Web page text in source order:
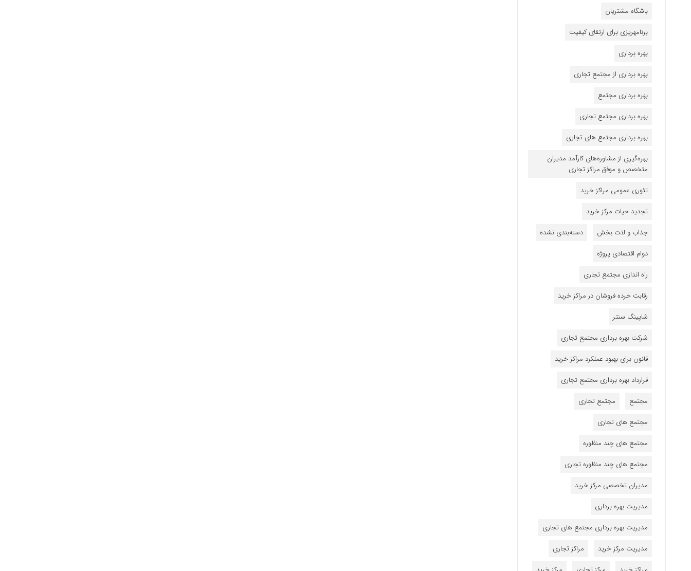
باشگاه مشتریان
برنامه‎ریزی برای ارتقای کیفیت
بهره برداری
بهره برداری از مجتمع تجاری
بهره برداری مجتمع
بهره برداری مجتمع تجاری
بهره برداری مجتمع های تجاری
بهره‌گیری از مشاوره‌های کارآمد مدیران
متخصص و موفق مراکز تجاری
تئوری عمومی مراکز خرید
تجدید حیات مرکز خرید
جذاب و لذت بخش
دسته‌بندی نشده
دوام اقتصادی پروژه
راه اندازی مجتمع تجاری
رقابت خرده فروشان در مراکز خرید
شاپینگ سنتر
شرکت بهره برداری مجتمع تجاری
قانون برای بهبود عملکرد مراکز خرید
قرارداد بهره برداری مجتمع تجاری
مجتمع
مجتمع تجاری
مجتمع های تجاری
مجتمع های چند منظوره
مجتمع های چند منظوره تجاری
مدیران تخصصی مرکز خرید
مدیریت بهره برداری
مدیریت بهره برداری مجتمع های تجاری
مدیریت مرکز خرید
مراکز تجاری